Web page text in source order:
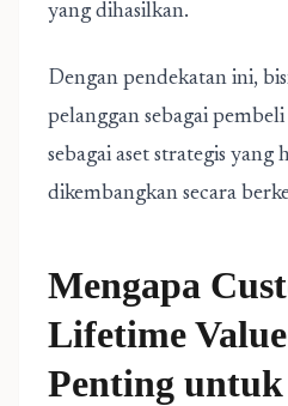
yang dihasilkan.
Dengan pendekatan ini,
pelanggan sebagai
sebagai aset strategis
dikembangkan secara
Mengapa
Lifetime
Penting untuk